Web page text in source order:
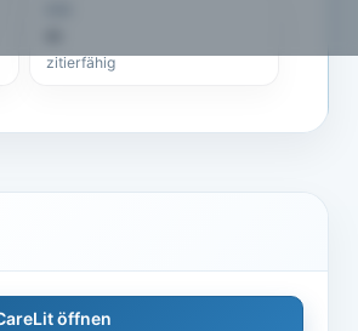
zitierfähig
öffnen